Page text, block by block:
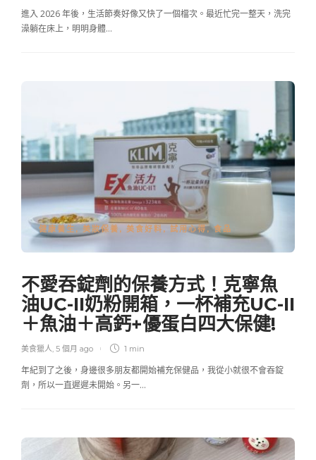
進入 2026 年後，生活節奏好像又快了一個檔次。最近忙完一整天，洗完
澡躺在床上，明明身體…
健康養生 , 美妝保養 , 美食好料 , 試用心得,食品
不愛吞錠劑的保養方式！克寧魚
油UC-II奶粉開箱，一杯補充UC-II
＋魚油＋高鈣+優蛋白四大保健!
美食獵人, 5 個月 ago 1 min
年紀到了之後，身邊很多朋友都開始補充保健品，我從小就很不會吞錠
劑，所以一直遲遲未開始。另一…